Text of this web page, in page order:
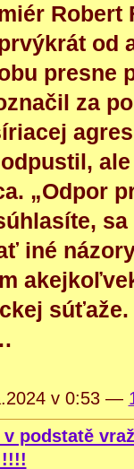
Robert
od
presne
za
„Odpor
sa
iné
súťaže.
v 0:53 —
podstatě